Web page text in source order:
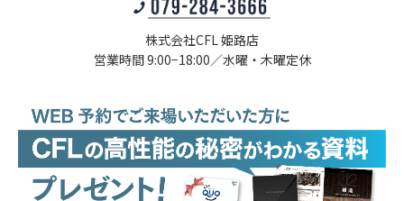
株式会社CFL 姫路店
営業時間 9:00−18:00／水曜・木曜定休